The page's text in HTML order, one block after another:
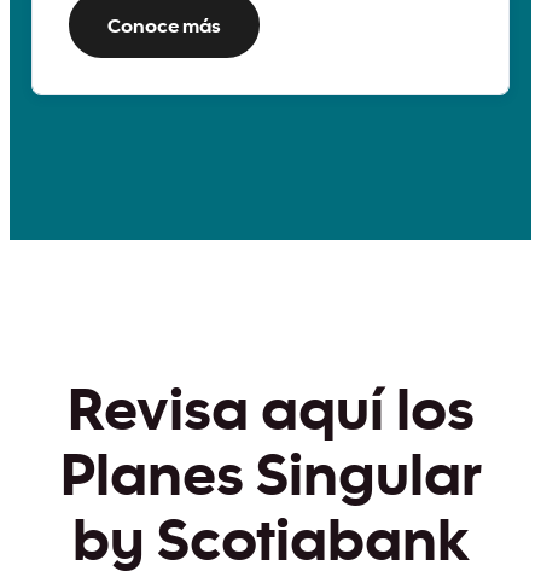
Conoce más
Revisa aquí los
Planes Singular
by Scotiabank​